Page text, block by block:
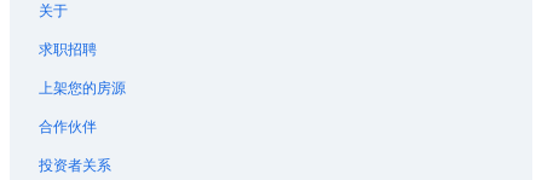
关于
求职招聘
上架您的房源
合作伙伴
投资者关系